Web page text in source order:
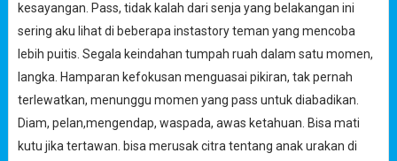
kesayangan. Pass, tidak kalah dari senja yang belakangan ini
sering aku lihat di beberapa instastory teman yang mencoba
lebih puitis. Segala keindahan tumpah ruah dalam satu momen,
langka. Hamparan kefokusan menguasai pikiran, tak pernah
terlewatkan, menunggu momen yang pass untuk diabadikan.
Diam, pelan,mengendap, waspada, awas ketahuan. Bisa mati
kutu jika tertawan. bisa merusak citra tentang anak urakan di